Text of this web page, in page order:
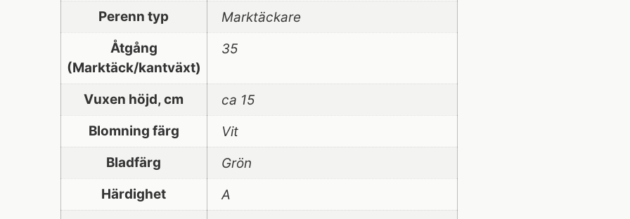
Perenn typ
Marktäckare
Åtgång
(Marktäck/kantväxt)
35
Vuxen höjd, cm
ca 15
Blomning färg
Vit
Bladfärg
Grön
Härdighet
A